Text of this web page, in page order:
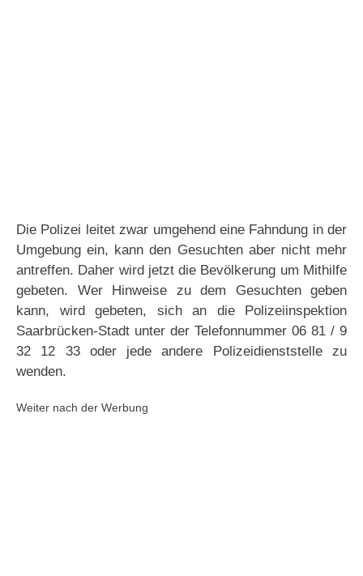
Die Polizei leitet zwar umgehend eine Fahndung in der
Umgebung ein, kann den Gesuchten aber nicht mehr
antreffen. Daher wird jetzt die Bevölkerung um Mithilfe
gebeten. Wer Hinweise zu dem Gesuchten geben
kann, wird gebeten, sich an die Polizeiinspektion
Saarbrücken-Stadt unter der Telefonnummer 06 81 / 9
32 12 33 oder jede andere Polizeidienststelle zu
wenden.
Weiter nach der Werbung